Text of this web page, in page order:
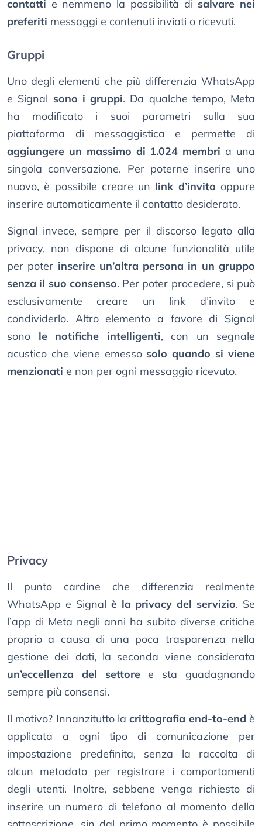
contatti e nemmeno la possibilità di salvare nei
preferiti messaggi e contenuti inviati o ricevuti.
Gruppi
Uno degli elementi che più differenzia WhatsApp
e Signal sono i gruppi. Da qualche tempo, Meta
ha modificato i suoi parametri sulla sua
piattaforma di messaggistica e permette di
aggiungere un massimo di 1.024 membri a una
singola conversazione. Per poterne inserire uno
nuovo, è possibile creare un link d’invito oppure
inserire automaticamente il contatto desiderato.
Signal invece, sempre per il discorso legato alla
privacy, non dispone di alcune funzionalità utile
per poter inserire un’altra persona in un gruppo
senza il suo consenso. Per poter procedere, si può
esclusivamente creare un link d’invito e
condividerlo. Altro elemento a favore di Signal
sono le notifiche intelligenti, con un segnale
acustico che viene emesso solo quando si viene
menzionati e non per ogni messaggio ricevuto.
Privacy
Il punto cardine che differenzia realmente
WhatsApp e Signal è la privacy del servizio. Se
l’app di Meta negli anni ha subito diverse critiche
proprio a causa di una poca trasparenza nella
gestione dei dati, la seconda viene considerata
un’eccellenza del settoree sta guadagnando
sempre più consensi.
Il motivo? Innanzitutto lacrittografia end-to-end è
applicata a ogni tipo di comunicazione per
impostazione predefinita, senza la raccolta di
alcun metadato per registrare i comportamenti
degli utenti. Inoltre, sebbene venga richiesto di
inserire un numero di telefono al momento della